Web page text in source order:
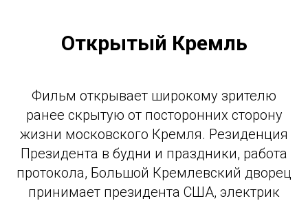
Открытый Кремль
Фильм открывает широкому зрителю
ранее скрытую от посторонних сторону
жизни московского Кремля. Резиденция
Президента в будни и праздники, работа
протокола, Большой Кремлевский дворец
принимает президента США, электрик